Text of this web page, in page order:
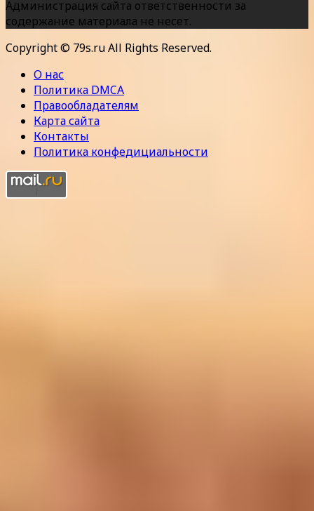
Администрация сайта ответственности за
содержание материала не несет.
Copyright © 79s.ru All Rights Reserved.
О нас
Политика DMCA
Правообладателям
Карта сайта
Контакты
Политика конфедициальности